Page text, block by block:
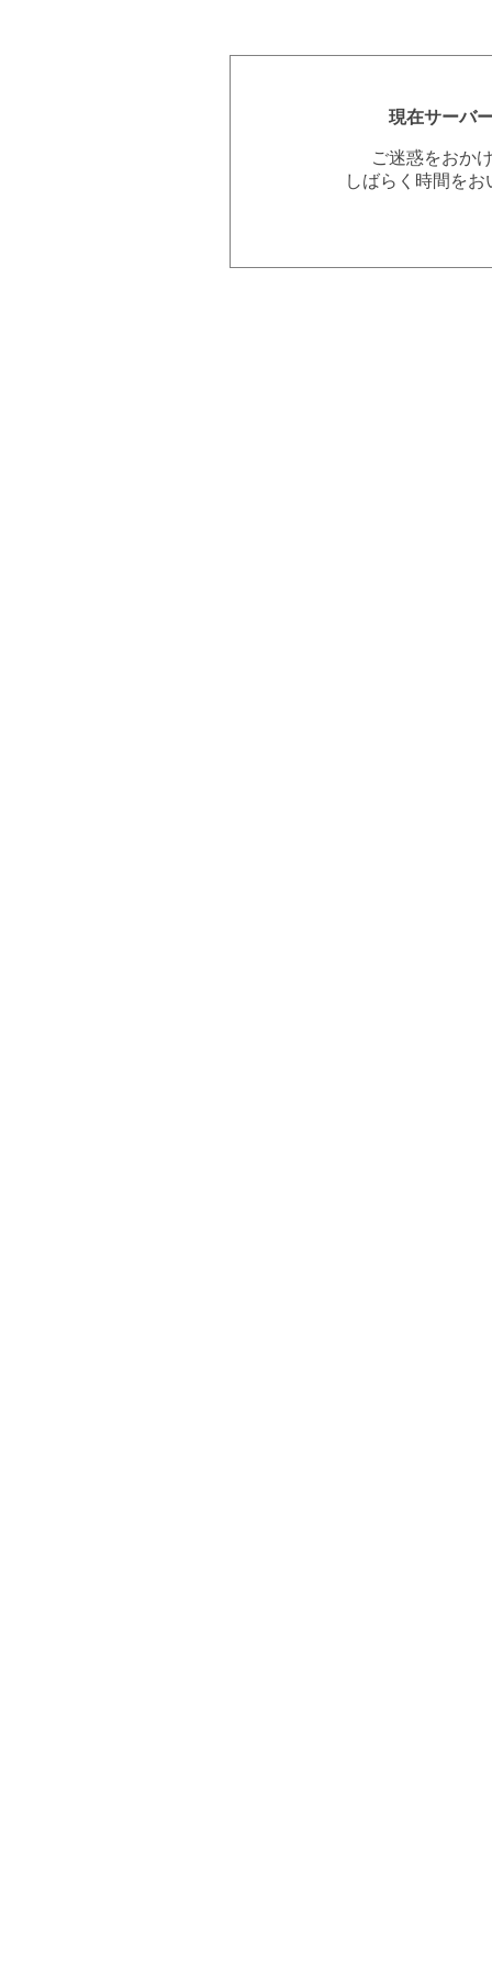
現在サーバ
ご迷惑をおか
しばらく時間を